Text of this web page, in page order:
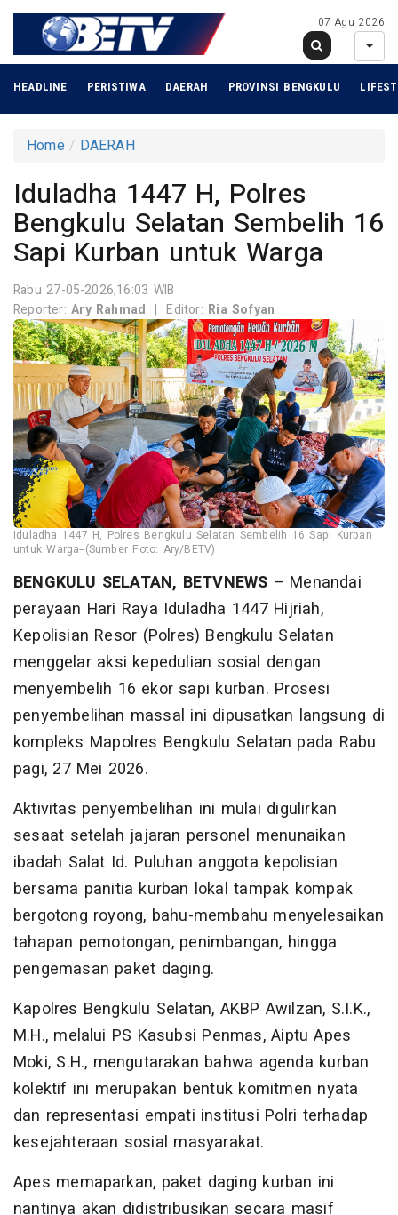
07 Agu 2026
HEADLINE PERISTIWA DAERAH PROVINSI BENGKULU
Home DAERAH
Iduladha 1447 H, Polres
Bengkulu Selatan Sembelih 16
Sapi Kurban untuk Warga
Rabu 27-05-2026,16:03 WIB
Reporter:Ary Rahmad | Editor: Ria Sofyan
Iduladha 1447 H, Polres Bengkulu Selatan Sembelih 16 Sapi Kurban
untuk Warga--(Sumber Foto: Ary/BETV)
BENGKULU SELATAN, BETVNEWS – Menandai
perayaan Hari Raya Iduladha 1447 Hijriah,
Kepolisian Resor (Polres) Bengkulu Selatan
menggelar aksi kepedulian sosial dengan
menyembelih 16 ekor sapi kurban. Prosesi
penyembelihan massal ini dipusatkan langsung di
kompleks Mapolres Bengkulu Selatan pada Rabu
pagi, 27 Mei 2026.
Aktivitas penyembelihan ini mulai digulirkan
sesaat setelah jajaran personel menunaikan
ibadah Salat Id. Puluhan anggota kepolisian
bersama panitia kurban lokal tampak kompak
bergotong royong, bahu-membahu menyelesaikan
tahapan pemotongan, penimbangan, hingga
pengemasan paket daging.
Kapolres Bengkulu Selatan, AKBP Awilzan, S.I.K.,
M.H., melalui PS Kasubsi Penmas, Aiptu Apes
Moki, S.H., mengutarakan bahwa agenda kurban
kolektif ini merupakan bentuk komitmen nyata
dan representasi empati institusi Polri terhadap
kesejahteraan sosial masyarakat.
Apes memaparkan, paket daging kurban ini
nantinya akan didistribusikan secara masif